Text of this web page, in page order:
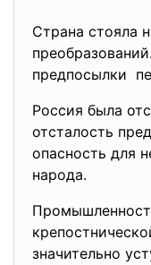
Страна стояла
предпосылки
Россия была
отсталость
опасность для
народа.
значительно